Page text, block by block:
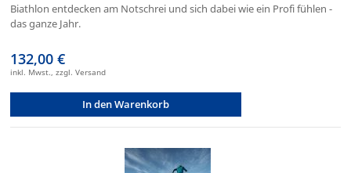
Biathlon entdecken am Notschrei und sich dabei wie ein Profi fühlen -
das ganze Jahr.
132,00 €
inkl. Mwst., zzgl. Versand
In den Warenkorb